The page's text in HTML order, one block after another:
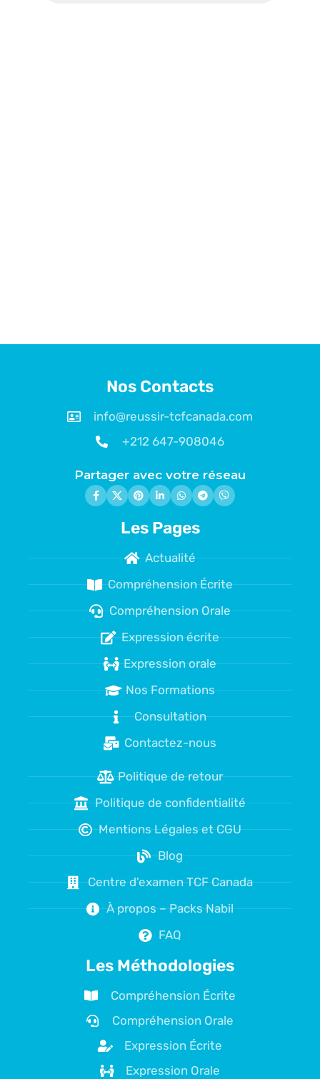
Nos Contacts
info@reussir-tcfcanada.com
+212 647-908046
Partager avec votre réseau
Les Pages
Actualité
Compréhension Écrite
Compréhension Orale
Expression écrite
Expression orale
Nos Formations
Consultation
Contactez-nous
Politique de retour
Politique de confidentialité
Mentions Légales et CGU
Blog
Centre d'examen TCF Canada
À propos – Packs Nabil
FAQ
Les Méthodologies
Compréhension Écrite
Compréhension Orale
Expression Écrite
Expression Orale